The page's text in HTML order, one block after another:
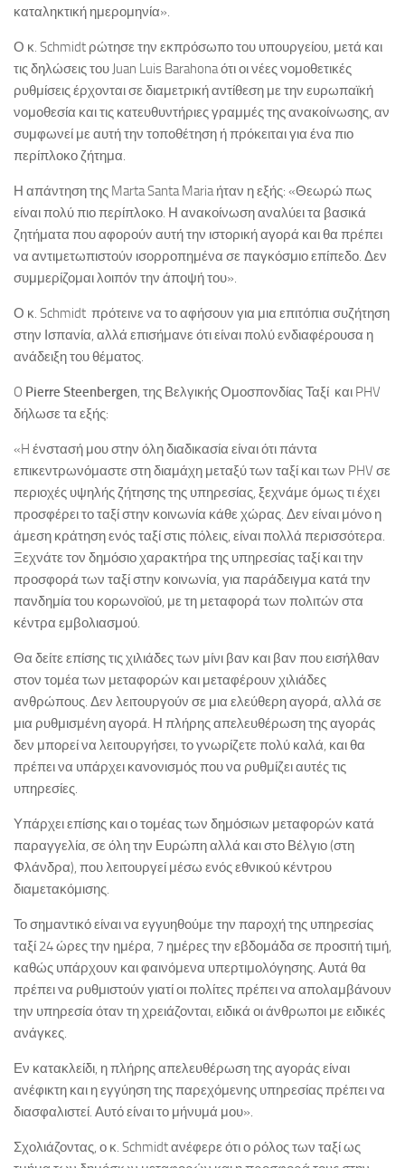
καταληκτική ημερομηνία».
Ο κ. Schmidt ρώτησε την εκπρόσωπο του υπουργείου, μετά και
τις δηλώσεις του Juan Luis Barahona ότι οι νέες νομοθετικές
ρυθμίσεις έρχονται σε διαμετρική αντίθεση με την ευρωπαϊκή
νομοθεσία και τις κατευθυντήριες γραμμές της ανακοίνωσης, αν
συμφωνεί με αυτή την τοποθέτηση ή πρόκειται για ένα πιο
περίπλοκο ζήτημα.
Η απάντηση της Marta Santa Maria ήταν η εξής: «Θεωρώ πως
είναι πολύ πιο περίπλοκο. Η ανακοίνωση αναλύει τα βασικά
ζητήματα που αφορούν αυτή την ιστορική αγορά και θα πρέπει
να αντιμετωπιστούν ισορροπημένα σε παγκόσμιο επίπεδο. Δεν
συμμερίζομαι λοιπόν την άποψή του».
Ο κ. Schmidt πρότεινε να το αφήσουν για μια επιτόπια συζήτηση
στην Ισπανία, αλλά επισήμανε ότι είναι πολύ ενδιαφέρουσα η
ανάδειξη του θέματος.
O Pierre Steenbergen, της Βελγικής Ομοσπονδίας Ταξί και PHV
δήλωσε τα εξής:
«H ένστασή μου στην όλη διαδικασία είναι ότι πάντα
επικεντρωνόμαστε στη διαμάχη μεταξύ των ταξί και των PHV σε
περιοχές υψηλής ζήτησης της υπηρεσίας, ξεχνάμε όμως τι έχει
προσφέρει το ταξί στην κοινωνία κάθε χώρας. Δεν είναι μόνο η
άμεση κράτηση ενός ταξί στις πόλεις, είναι πολλά περισσότερα.
Ξεχνάτε τον δημόσιο χαρακτήρα της υπηρεσίας ταξί και την
προσφορά των ταξί στην κοινωνία, για παράδειγμα κατά την
πανδημία του κορωνοϊού, με τη μεταφορά των πολιτών στα
κέντρα εμβολιασμού.
Θα δείτε επίσης τις χιλιάδες των μίνι βαν και βαν που εισήλθαν
στον τομέα των μεταφορών και μεταφέρουν χιλιάδες
ανθρώπους. Δεν λειτουργούν σε μια ελεύθερη αγορά, αλλά σε
μια ρυθμισμένη αγορά. Η πλήρης απελευθέρωση της αγοράς
δεν μπορεί να λειτουργήσει, το γνωρίζετε πολύ καλά, και θα
πρέπει να υπάρχει κανονισμός που να ρυθμίζει αυτές τις
υπηρεσίες.
Υπάρχει επίσης και ο τομέας των δημόσιων μεταφορών κατά
παραγγελία, σε όλη την Ευρώπη αλλά και στο Βέλγιο (στη
Φλάνδρα), που λειτουργεί μέσω ενός εθνικού κέντρου
διαμετακόμισης.
Το σημαντικό είναι να εγγυηθούμε την παροχή της υπηρεσίας
ταξί 24 ώρες την ημέρα, 7 ημέρες την εβδομάδα σε προσιτή τιμή,
καθώς υπάρχουν και φαινόμενα υπερτιμολόγησης. Αυτά θα
πρέπει να ρυθμιστούν γιατί οι πολίτες πρέπει να απολαμβάνουν
την υπηρεσία όταν τη χρειάζονται, ειδικά οι άνθρωποι με ειδικές
ανάγκες.
Εν κατακλείδι, η πλήρης απελευθέρωση της αγοράς είναι
ανέφικτη και η εγγύηση της παρεχόμενης υπηρεσίας πρέπει να
διασφαλιστεί. Αυτό είναι το μήνυμά μου».
Σχολιάζοντας, ο κ. Schmidt ανέφερε ότι ο ρόλος των ταξί ως